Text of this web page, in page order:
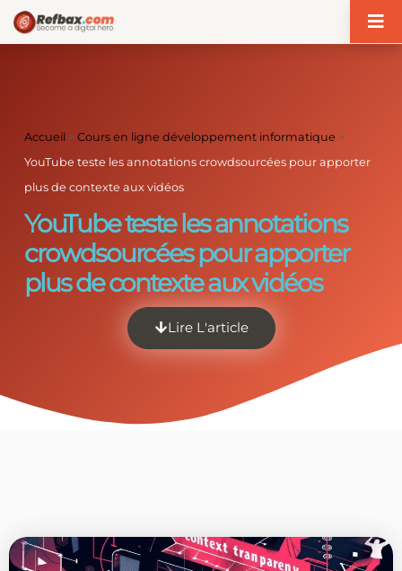
Accueil >Cours en ligne développement informatique >
YouTube teste les annotations crowdsourcées pour apporter
plus de contexte aux vidéos
YouTube teste les annotations
crowdsourcées pour apporter
plus de contexte aux vidéos
Lire L'article
Panneau de gestion des cookies